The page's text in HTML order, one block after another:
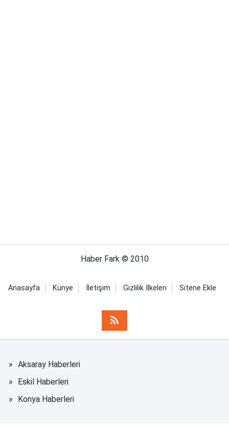
Haber Fark © 2010
Anasayfa Künye İletişim Gizlilik İlkeleri Sitene Ekle
Aksaray Haberleri
Eskil Haberleri
Konya Haberleri